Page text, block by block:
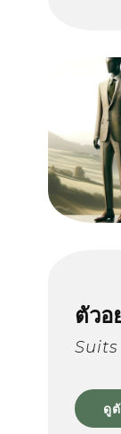
โทร
แอดไ
Login
ตัวอ
ดู